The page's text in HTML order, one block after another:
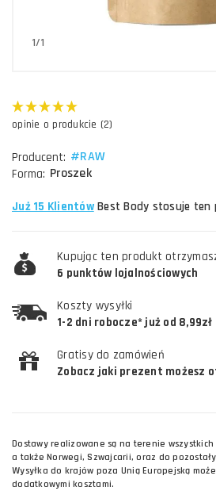
1/1
opinie o produkcie (2)
Producent: #RAW
Forma: Proszek
Już 15 KlientówBest Body stosuje ten
Kupując ten produkt
6 punktów lojalnościowych
Koszty wysyłki
1-2 dni robocze* już od 8,99zł
Gratisy do zamówień
Zobacz jaki prezent możesz
Dostawy realizowane są na terenie
a także Norwegi, Szwajcarii, oraz do
Wysyłka do krajów poza Unią Europejską
dodatkowymi kosztami.